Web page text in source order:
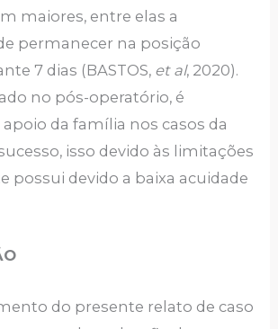
maiores, entre elas a
permanecer na posição
7 dias (BASTOS, et al, 2020).
no pós-operatório, é
da família nos casos da
isso devido às limitações
possui devido a baixa acuidade
do presente relato de caso